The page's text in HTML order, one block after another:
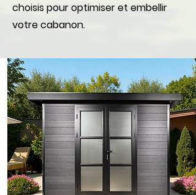
choisis pour optimiser et embellir
votre cabanon.